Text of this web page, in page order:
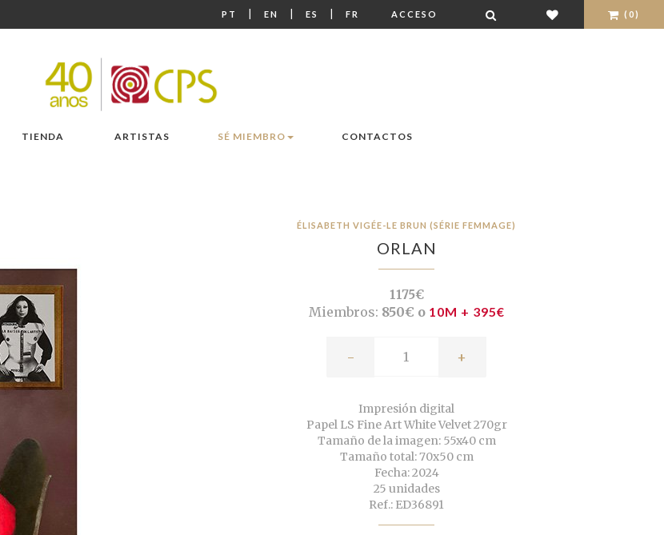
PT | EN | ES | FR ACCESO (0)
TIENDA ARTISTAS SÉ MIEMBRO CONTACTOS
ÉLISABETH VIGÉE-LE BRUN (SÉRIE FEMMAGE)
ORLAN
1175€
Miembros: 850€ o 10M + 395€
- +
Impresión digital
Papel LS Fine Art White Velvet 270gr
Tamaño de la imagen: 55x40 cm
Tamaño total: 70x50 cm
Fecha: 2024
25 unidades
Ref.: ED36891